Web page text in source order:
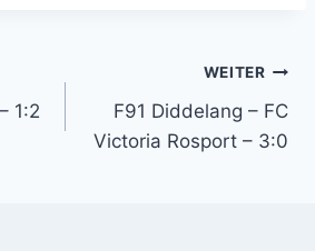
1:2
WEITER
F91 Diddelang – FC
Victoria Rosport – 3:0